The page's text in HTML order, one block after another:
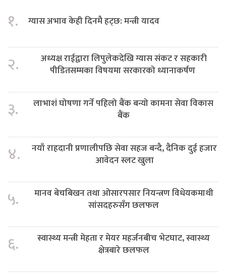
१. ग्यास अभाव केही दिनमै हट्छ: मन्त्री यादव
२.
अध्यक्ष राईद्वारा लिपुलेकदेखि ग्यास संकट र सहकारी
पीडितसम्मका विषयमा सरकारको ध्यानाकर्षण
३.
लाभाशं घोषणा गर्ने पहिलो बैंक बन्यो कामना सेवा विकास
बैंक
४.
नयाँ राहदानी प्रणालीपछि सेवा सहज बन्दै, दैनिक दुई हजार
आवेदन स्लट खुला
५.
मानव बेचबिखन तथा ओसारपसार नियन्त्रण विधेयकमाथी
सांसदहरुसँग छलफल
६.
स्वास्थ्य मन्त्री मेहता र मेयर महर्जनबीच भेटघाट, स्वास्थ्य
क्षेत्रबारे छलफल